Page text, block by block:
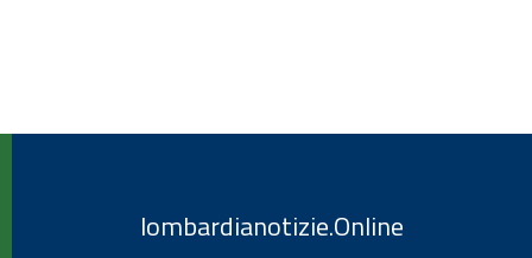
lombardianotizie.Online